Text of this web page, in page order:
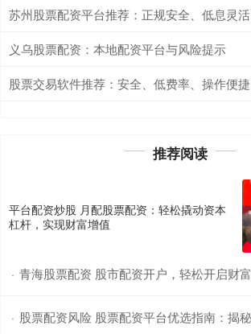
苏州股票配资平台推荐：正规安全、低息灵活
义乌股票配资：本地配资平台与风险提示
股票交易软件推荐：安全、低费率、操作便捷
推荐阅读
平台配资炒股 月配股票配资：轻松撬动资本
杠杆，实现财富增值
· 青海股票配资 股市配资开户，轻松开启财
· 股票配资风险 股票配资平台优选指南：揭